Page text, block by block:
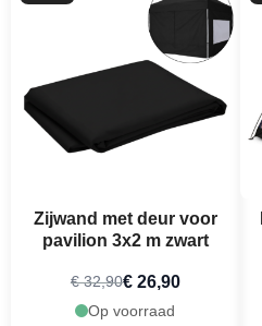
Zijwand met deur voor
pavilion 3x2 m zwart
€ 32,90€ 26,90
Op voorraad